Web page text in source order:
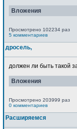
Вложения
Просмотрено 102234 раз
5 комментариев
дросель,
должен ли быть такой
Вложения
Просмотрено 203999 раз
0 комментариев
Расширяемся